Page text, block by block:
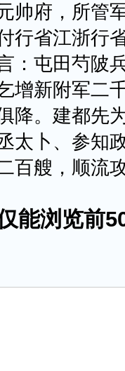
帅府，所管
行省江浙行
：屯田芍陂
增新附军二
降。建都先
太卜、参知
百艘，顺流
能浏览前